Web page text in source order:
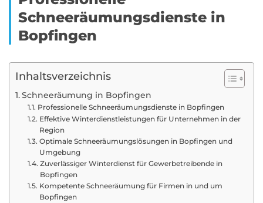
Schneeräumungsdienste in
Bopfingen
Inhaltsverzeichnis
Schneeräumung in Bopfingen
Professionelle Schneeräumungsdienste in Bopfingen
Effektive Winterdienstleistungen für Unternehmen in der
Region
Optimale Schneeräumungslösungen in Bopfingen und
Umgebung
Zuverlässiger Winterdienst für Gewerbetreibende in
Bopfingen
Kompetente Schneeräumung für Firmen in und um
Bopfingen